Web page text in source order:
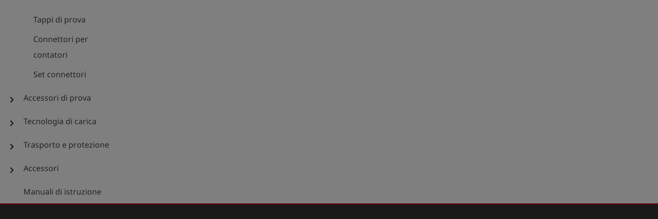
Tappi di prova
Connettori per
contatori
Set connettori
chevron_right Accessori di prova
chevron_right Tecnologia di carica
chevron_right Trasporto e protezione
chevron_right Accessori
Manuali di istruzione